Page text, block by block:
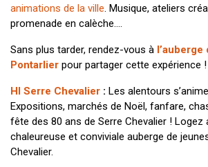
animations de la ville. Musique, ateliers
promenade en calèche….
Sans plus tarder, rendez-vous à
Pontarlier pour partager cette expérience !
HI Serre Chevalier : Les alentours
Expositions, marchés de Noël, fanfare,
fête des 80 ans de Serre Chevalier ! Logez
chaleureuse et conviviale auberge de
Chevalier.